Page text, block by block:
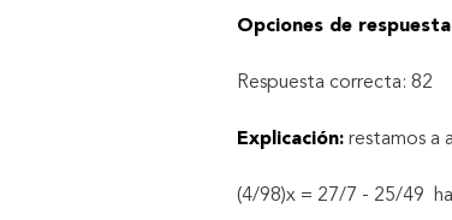
Opciones de
Respuesta correcta: 82
Explicación: restamos a
(4/98)x = 27/7 - 25/49